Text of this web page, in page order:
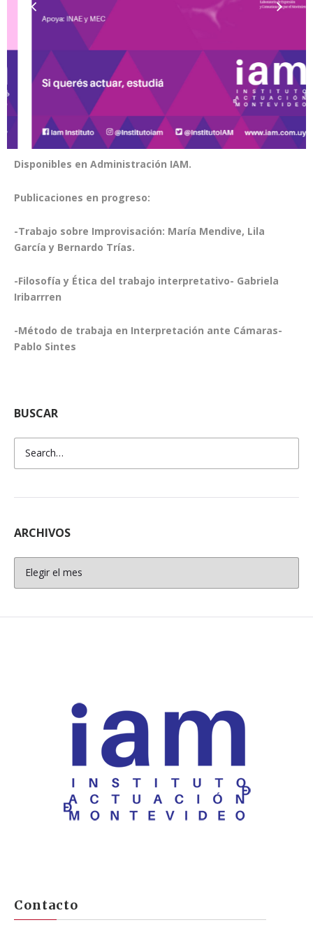
Disponibles en Administración IAM.
Publicaciones en progreso:
-Trabajo sobre Improvisación: María Mendive, Lila
García y Bernardo Trías.
-Filosofía y Ética del trabajo interpretativo- Gabriela
Iribarrren
-Método de trabaja en Interpretación ante Cámaras-
Pablo Sintes
BUSCAR
ARCHIVOS
Contacto